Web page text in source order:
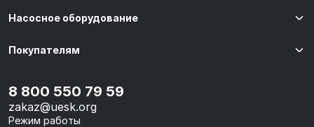
Насосное оборудование
Покупателям
8 800 550 79 59
zakaz@uesk.org
Режим работы